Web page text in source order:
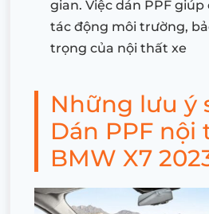
gian. Việc dán PPF
tác động môi trường,
trọng của nội thất xe
Những lưu ý
Dán PPF nội
BMW X7